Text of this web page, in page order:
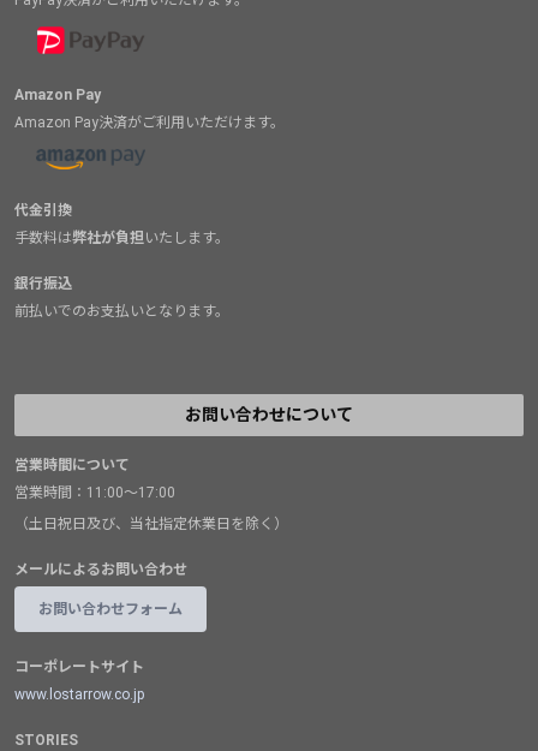
Amazon Pay
Amazon Pay決済がご利用いただけます。
代金引換
手数料は弊社が負担いたします。
銀行振込
前払いでのお支払いとなります。
お問い合わせについて
営業時間について
営業時間：11:00～17:00
（土日祝日及び、当社指定休業日を除く）
メールによるお問い合わせ
お問い合わせフォーム
コーポレートサイト
www.lostarrow.co.jp
STORIES